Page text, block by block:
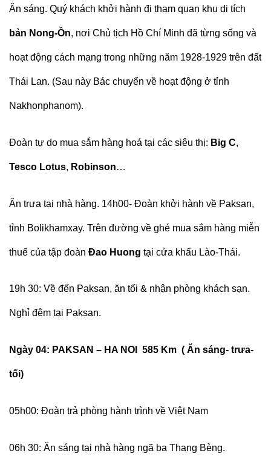
Ăn sáng. Quý khách khởi hành đi tham quan khu di tích
bản Nong-Ồn, nơi Chủ tịch Hồ Chí Minh đã từng sống và
hoạt động cách mạng trong những năm 1928-1929 trên đất
Thái Lan. (Sau này Bác chuyển về hoạt động ở tỉnh
Nakhonphanom).
Đoàn tự do mua sắm hàng hoá tại các siêu thị: Big C,
Tesco Lotus, Robinson…
Ăn trưa tại nhà hàng. 14h00- Đoàn khởi hành về Paksan,
tỉnh Bolikhamxay. Trên đường về ghé mua sắm hàng miễn
thuế của tập đoàn Đao Huong tại cửa khẩu Lào-Thái.
19h 30: Về đến Paksan, ăn tối & nhận phòng khách sạn.
Nghỉ đêm tại Paksan.
Ngày 04: PAKSAN – HA NOI 585 Km ( Ăn sáng- trưa-
tối)
05h00: Đoàn trả phòng hành trình về Việt Nam
06h 30: Ăn sáng tại nhà hàng ngã ba Thang Bèng.